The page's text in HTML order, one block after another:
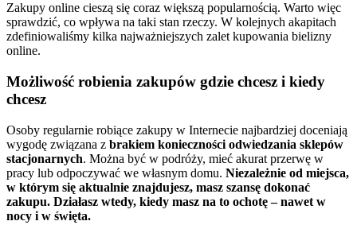
Zakupy online cieszą się coraz większą popularnością. Warto więc
sprawdzić, co wpływa na taki stan rzeczy. W kolejnych akapitach
zdefiniowaliśmy kilka najważniejszych zalet kupowania bielizny
online.
Możliwość robienia zakupów gdzie chcesz i kiedy
chcesz
Osoby regularnie robiące zakupy w Internecie najbardziej doceniają
wygodę związana z brakiem konieczności odwiedzania sklepów
stacjonarnych. Można być w podróży, mieć akurat przerwę w
pracy lub odpoczywać we własnym domu. Niezależnie od miejsca,
w którym się aktualnie znajdujesz, masz szansę dokonać
zakupu. Działasz wtedy, kiedy masz na to ochotę – nawet w
nocy i w święta.